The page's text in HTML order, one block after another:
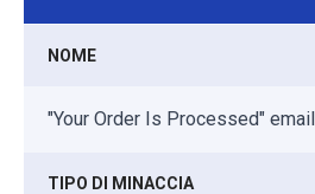
NOME
"Your Order Is Processed"
TIPO DI MINACCIA